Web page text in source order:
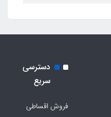
دسترسی
سریع
فروش اقساطی